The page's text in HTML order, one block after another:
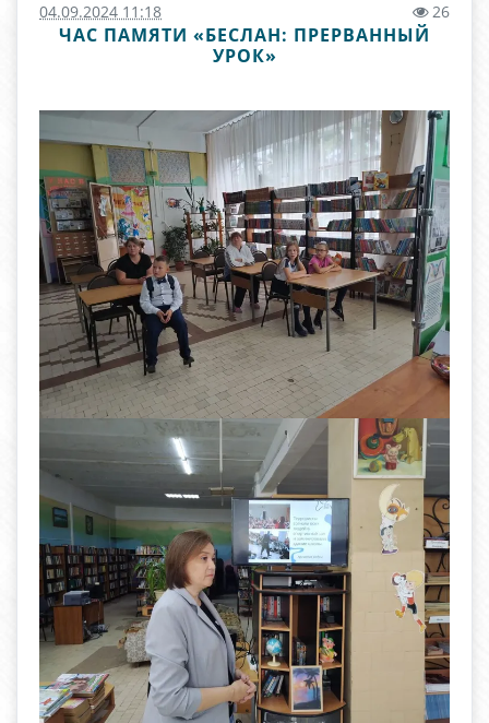
04.09.2024 11:18 26
ЧАС ПАМЯТИ «БЕСЛАН: ПРЕРВАННЫЙ
УРОК»